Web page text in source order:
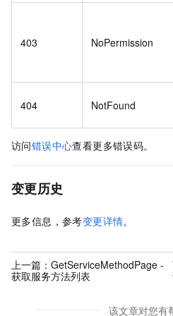
403 NoPermission
404 NotFound
访问错误中心查看更多错误码。
变更历史
更多信息，参考变更详情。
上一篇： GetServiceMethodPage -
获取服务方法列表
该文章对您有